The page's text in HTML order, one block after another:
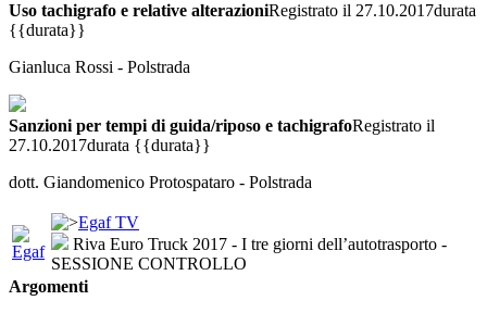
Uso tachigrafo e relative alterazioniRegistrato il 27.10.2017durata
{{durata}}
Gianluca Rossi - Polstrada
Sanzioni per tempi di guida/riposo e tachigrafoRegistrato il
27.10.2017durata {{durata}}
dott. Giandomenico Protospataro - Polstrada
Egaf TV
Riva Euro Truck 2017 - I tre giorni dell’autotrasporto -
SESSIONE CONTROLLO
Argomenti